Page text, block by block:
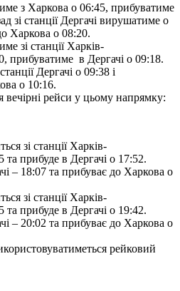
з Харкова о 06:45, прибуватиме
зі станції Дергачі вирушатиме о
Харкова о 08:20.
зі станції Харків-
прибуватиме в Дергачі о 09:18.
Дергачі о 09:38 і
о 10:16.
рейси у цьому напрямку:
зі станції Харків-
прибуде в Дергачі о 17:52.
– 18:07 та прибуває до Харкова о
зі станції Харків-
прибуде в Дергачі о 19:42.
– 20:02 та прибуває до Харкова о
рейковий